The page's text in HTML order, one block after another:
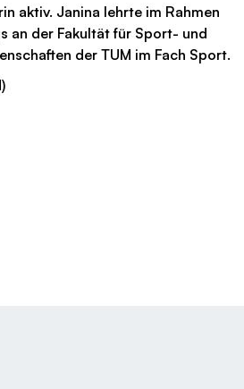
aktiv. Janina lehrte im Rahmen
an der Fakultät für Sport- und
der TUM im Fach Sport.